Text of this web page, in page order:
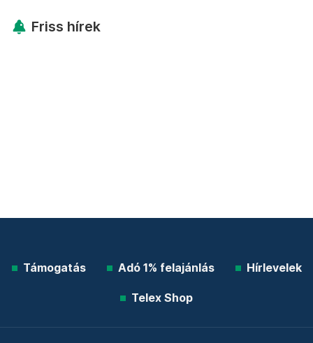
Friss hírek
Támogatás Adó 1% felajánlás Hírlevelek
Telex Shop